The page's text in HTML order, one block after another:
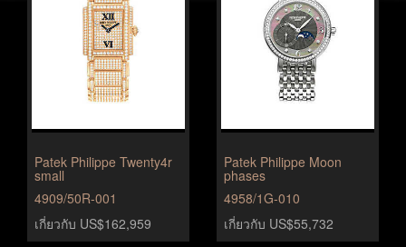
Patek Philippe Twenty4r
small
4909/50R-001
เกี่ยวกับ US$162,959
Patek Philippe Moon
phases
4958/1G-010
เกี่ยวกับ US$55,732